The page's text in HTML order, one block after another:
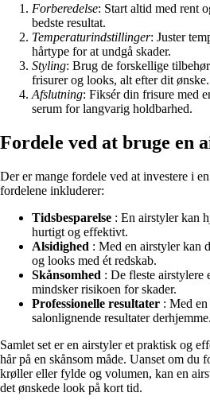
Forberedelse: Start altid med rent
bedste resultat.
Temperaturindstillinger: Juster
hårtype for at undgå skader.
Styling: Brug de forskellige
frisurer og looks, alt efter dit ønske.
Afslutning: Fiksér din frisure med
serum for langvarig holdbarhed.
Fordele ved at bruge en
Der er mange fordele ved at investere i
fordelene inkluderer:
Tidsbesparelse : En airstyler kan
hurtigt og effektivt.
Alsidighed : Med en airstyler kan
og looks med ét redskab.
Skånsomhed : De fleste airstylere
mindsker risikoen for skader.
Professionelle resultater : Med
salonlignende resultater derhjemme.
Samlet set er en airstyler et praktisk og
hår på en skånsom måde. Uanset om du
krøller eller fylde og volumen, kan en
det ønskede look på kort tid.